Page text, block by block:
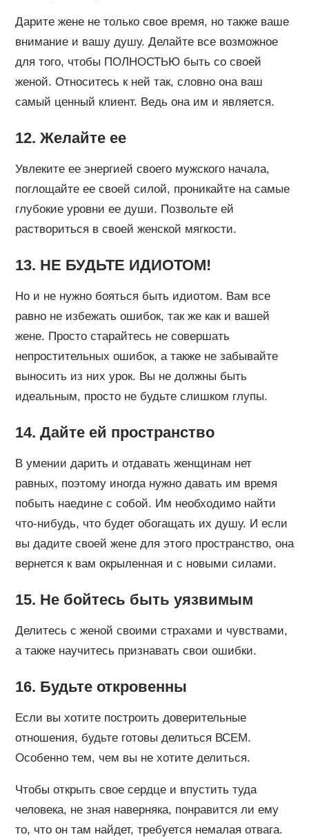
Дарите жене не только свое время, но также ваше
внимание и вашу душу. Делайте все возможное
для того, чтобы ПОЛНОСТЬЮ быть со своей
женой. Относитесь к ней так, словно она ваш
самый ценный клиент. Ведь она им и является.
12. Желайте ее
Увлеките ее энергией своего мужского начала,
поглощайте ее своей силой, проникайте на самые
глубокие уровни ее души. Позвольте ей
раствориться в своей женской мягкости.
13. НЕ БУДЬТЕ ИДИОТОМ!
Но и не нужно бояться быть идиотом. Вам все
равно не избежать ошибок, так же как и вашей
жене. Просто старайтесь не совершать
непростительных ошибок, а также не забывайте
выносить из них урок. Вы не должны быть
идеальным, просто не будьте слишком глупы.
14. Дайте ей пространство
В умении дарить и отдавать женщинам нет
равных, поэтому иногда нужно давать им время
побыть наедине с собой. Им необходимо найти
что-нибудь, что будет обогащать их душу. И если
вы дадите своей жене для этого пространство, она
вернется к вам окрыленная и с новыми силами.
15. Не бойтесь быть уязвимым
Делитесь с женой своими страхами и чувствами,
а также научитесь признавать свои ошибки.
16. Будьте откровенны
Если вы хотите построить доверительные
отношения, будьте готовы делиться ВСЕМ.
Особенно тем, чем вы не хотите делиться.
Чтобы открыть свое сердце и впустить туда
человека, не зная наверняка, понравится ли ему
то, что он там найдет, требуется немалая отвага.